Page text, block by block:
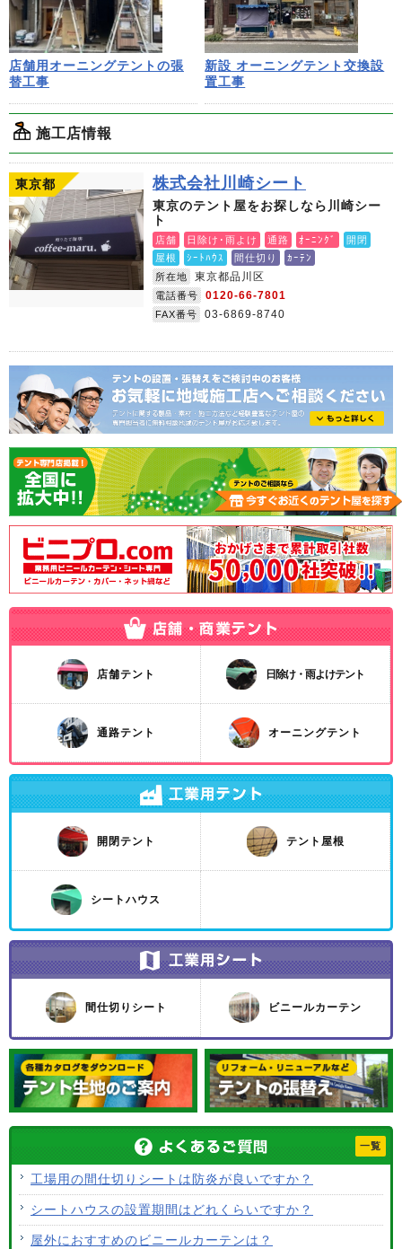
店舗用オーニングテントの張
替工事
新設 オーニングテント交換設
置工事
施工店情報
東京都 株式会社川崎シート
東京のテント屋をお探しなら川崎シー
ト
店舗 日除け･雨よけ 通路 ｵｰﾆﾝｸﾞ
開閉
屋根
ｼｰﾄﾊｳｽ 間仕切り
ｶｰﾃﾝ
所在地
東京都品川区
電話番号 0120-66-7801
FAX番号 03-6869-8740
店舗テント 日除け・雨よけテント
通路テント オーニングテント
開閉テント テント屋根
シートハウス
間仕切りシート ビニールカーテン
一覧
工場用の間仕切りシートは防炎が良いですか？
シートハウスの設置期間はどれくらいですか？
屋外におすすめのビニールカーテンは？